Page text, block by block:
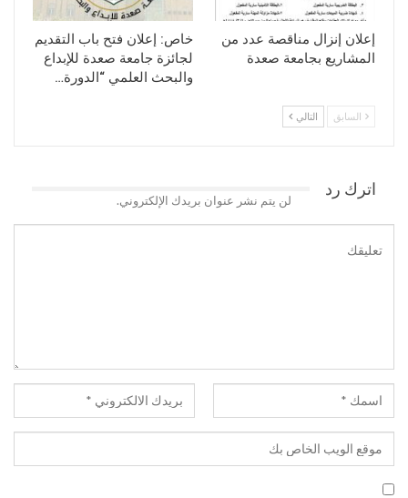
إعلان إنزال مناقصة عدد من
المشاريع بجامعة صعدة
خاص: إعلان فتح باب التقديم
لجائزة جامعة صعدة للإبداع
والبحث العلمي “الدورة…
السابق التالي
اترك رد
لن يتم نشر عنوان بريدك الإلكتروني.